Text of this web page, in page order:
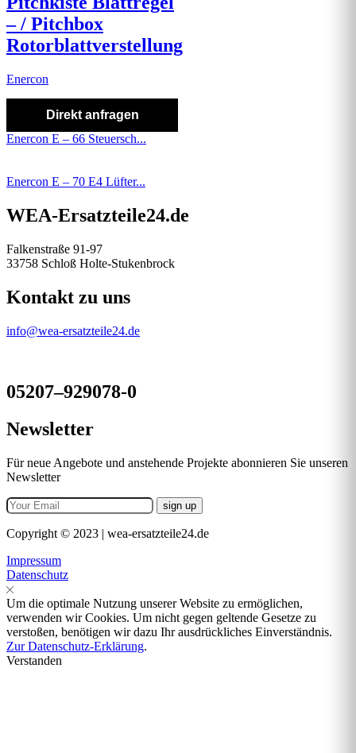
– / Pitchbox
Rotorblattverstellung
Enercon
Direkt anfragen
Enercon E – 66 Steuersch...
Enercon E – 70 E4 Lüfter...
WEA-Ersatzteile24.de
Falkenstraße 91-97
33758 Schloß Holte-Stukenbrock
Kontakt zu uns
info@wea-ersatzteile24.de
05207–929078-0
Newsletter
Für neue Angebote und anstehende Projekte abonnieren Sie unseren
Newsletter
Copyright © 2023 | wea-ersatzteile24.de
Impressum
Datenschutz
Um die optimale Nutzung unserer Website zu ermöglichen,
verwenden wir Cookies. Um nicht gegen geltende Gesetze zu
verstoßen, benötigen wir dazu Ihr ausdrückliches Einverständnis.
Zur Datenschutz-Erklärung.
Verstanden